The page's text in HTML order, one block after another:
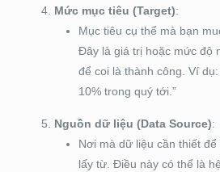
Mức mục tiêu (Target):
Mục tiêu cụ thể mà bạn
Đây là giá trị hoặc mức độ
để coi là thành công. Ví
10% trong quý tới.”
Nguồn dữ liệu (Data Source):
Nơi mà dữ liệu cần thiết
lấy từ. Điều này có thể là